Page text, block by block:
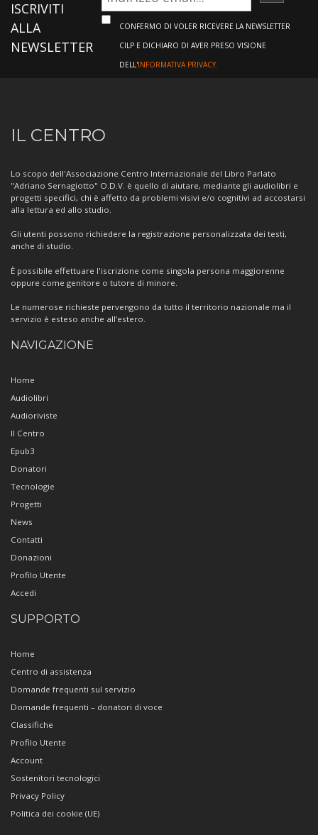
ISCRIVITI
ALLA
NEWSLETTER
CONFERMO DI VOLER RICEVERE LA NEWSLETTER
CILP E DICHIARO DI AVER PRESO VISIONE
DELL'INFORMATIVA PRIVACY.
Informazioni
sul
Centro
IL CENTRO
Lo scopo dell'Associazione Centro Internazionale del Libro Parlato
"Adriano Sernagiotto" O.D.V. è quello di aiutare, mediante gli audiolibri e
progetti specifici, chi è affetto da problemi visivi e/o cognitivi ad accostarsi
alla lettura ed allo studio.
Gli utenti possono richiedere la registrazione personalizzata dei testi,
anche di studio.
È possibile effettuare l'iscrizione come singola persona maggiorenne
oppure come genitore o tutore di minore.
Le numerose richieste pervengono da tutto il territorio nazionale ma il
servizio è esteso anche all’estero.
NAVIGAZIONE
Home
Audiolibri
Audioriviste
Il Centro
Epub3
Donatori
Tecnologie
Progetti
News
Contatti
Donazioni
Profilo Utente
Accedi
SUPPORTO
Home
Centro di assistenza
Domande frequenti sul servizio
Domande frequenti – donatori di voce
Classifiche
Profilo Utente
Account
Sostenitori tecnologici
Privacy Policy
Politica dei cookie (UE)